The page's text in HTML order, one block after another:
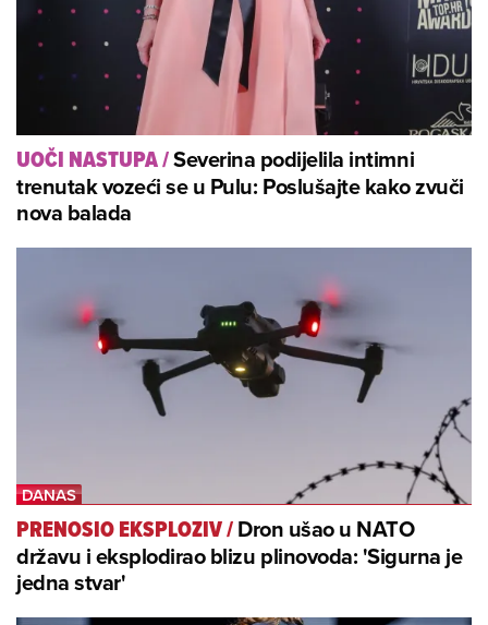
UOČI NASTUPA/Severina podijelila intimni
trenutak vozeći se u Pulu: Poslušajte kako zvuči
nova balada
PRENOSIO EKSPLOZIV/Dron ušao u NATO
državu i eksplodirao blizu plinovoda: 'Sigurna je
jedna stvar'